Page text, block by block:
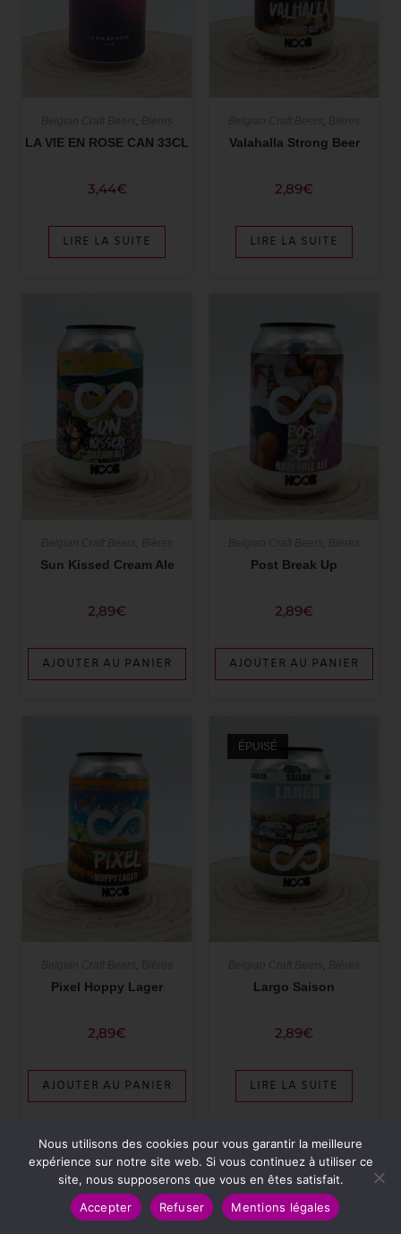
,
LA VIE EN ROSE CAN 33CL
3,44€
LIRE LA SUITE
,
Valahalla Strong Beer
2,89€
LIRE LA SUITE
,
Sun Kissed Cream Ale
2,89€
AJOUTER AU PANIER
,
Post Break Up
2,89€
AJOUTER AU PANIER
,
Pixel Hoppy Lager
2,89€
AJOUTER AU PANIER
ÉPUISÉ
,
Largo Saison
2,89€
LIRE LA SUITE
ÉPUISÉ ÉPUISÉ
Nous utilisons des cookies pour vous garantir la meilleure
expérience sur notre site web. Si vous continuez à utiliser ce
site, nous supposerons que vous en êtes satisfait.
Accepter
Refuser Mentions légales